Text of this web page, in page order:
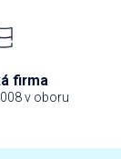
firma
v oboru